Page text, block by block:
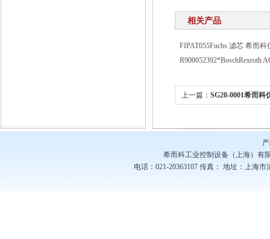
相关产品
FIPAT055Fuchs 滤芯 希而科
R900052392*BoschRexroth
上一篇：SG20-0001希而
希而科工业控制设备（上海）有
电话：021-20363107 传真： 地址：上海市